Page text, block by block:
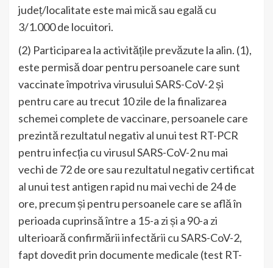
județ/localitate este mai mică sau egală cu
3/1.000 de locuitori.
(2) Participarea la activitățile prevăzute la alin. (1),
este permisă doar pentru persoanele care sunt
vaccinate împotriva virusului SARS-CoV-2 și
pentru care au trecut 10 zile de la finalizarea
schemei complete de vaccinare, persoanele care
prezintă rezultatul negativ al unui test RT-PCR
pentru infecția cu virusul SARS-CoV-2 nu mai
vechi de 72 de ore sau rezultatul negativ certificat
al unui test antigen rapid nu mai vechi de 24 de
ore, precum și pentru persoanele care se află în
perioada cuprinsă între a 15-a zi și a 90-a zi
ulterioară confirmării infectării cu SARS-CoV-2,
fapt dovedit prin documente medicale (test RT-